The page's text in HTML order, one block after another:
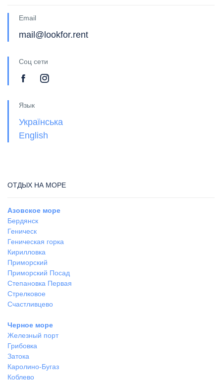
Email
mail@lookfor.rent
Соц сети
Язык
Українська
English
ОТДЫХ НА МОРЕ
Азовское море
Бердянск
Геническ
Геническая горка
Кирилловка
Приморский
Приморский Посад
Степановка Первая
Стрелковое
Счастливцево
Черное море
Железный порт
Грибовка
Затока
Каролино-Бугаз
Коблево